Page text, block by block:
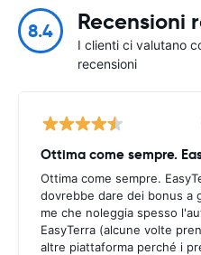
8.4 Recensioni
I clienti ci valutano
recensioni
Ottima come sempre.
dovrebbe dare dei bonus a
me che noleggia spesso
EasyTerra (alcune volte
altre piattaforma perché i